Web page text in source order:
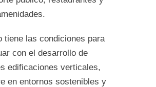
tiene las condiciones para
con el desarrollo de
edificaciones verticales,
en entornos sostenibles y